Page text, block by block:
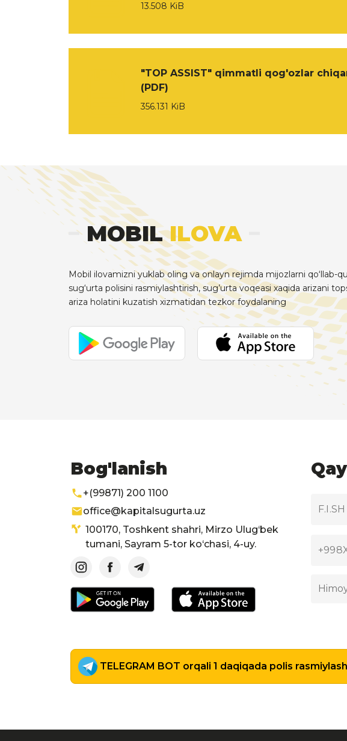
13.508 KiB
"TOP ASSIST" qimmatli qog'ozlar
(PDF)
356.131 KiB
MOBILILOVA
Mobil ilovamizni yuklab oling va onlayn rejimda mijozlarni qo‘llab-
sug‘urta polisini rasmiylashtirish, sug’urta voqeasi xaqida arizani
ariza holatini kuzatish xizmatidan tezkor foydalaning
Bog'lanish
+(99871) 200 1100
office@kapitalsugurta.uz
100170, Toshkent shahri, Mirzo Ulug‘bek
tumani, Sayram 5-tor ko‘chasi, 4-uy.
TELEGRAM BOT orqali 1 daqiqada polis